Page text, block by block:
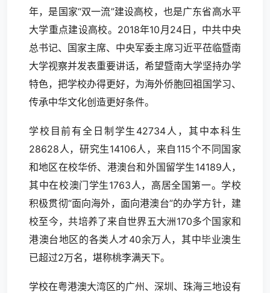
年，是国家“双一流”建设高校，也是广东省高水平
大学重点建设高校。2018年10月24日，中共中央
总书记、国家主席、中央军委主席习近平莅临暨南
大学视察并发表重要讲话，希望暨南大学坚持办学
特色，把学校办得更好，为海外侨胞回祖国学习、
传承中华文化创造更好条件。
学校目前有全日制学生42734人，其中本科生
28628人，研究生14106人，来自115个不同国家
和地区在校华侨、港澳台和外国留学生14189人，
其中在校澳门学生1763人，高居全国第一。学校
积极贯彻“面向海外，面向港澳台”的办学方针，建
校至今，共培养了来自世界五大洲170多个国家和
港澳台地区的各类人才40余万人，其中毕业澳生
已超过2万名，堪称桃李满天下。
学校在粤港澳大湾区的广州、深圳、珠海三地设有